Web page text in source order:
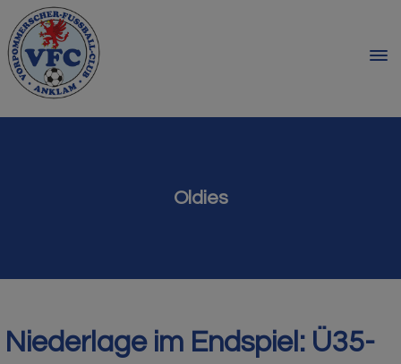
Oldies
Niederlage im Endspiel: Ü35-